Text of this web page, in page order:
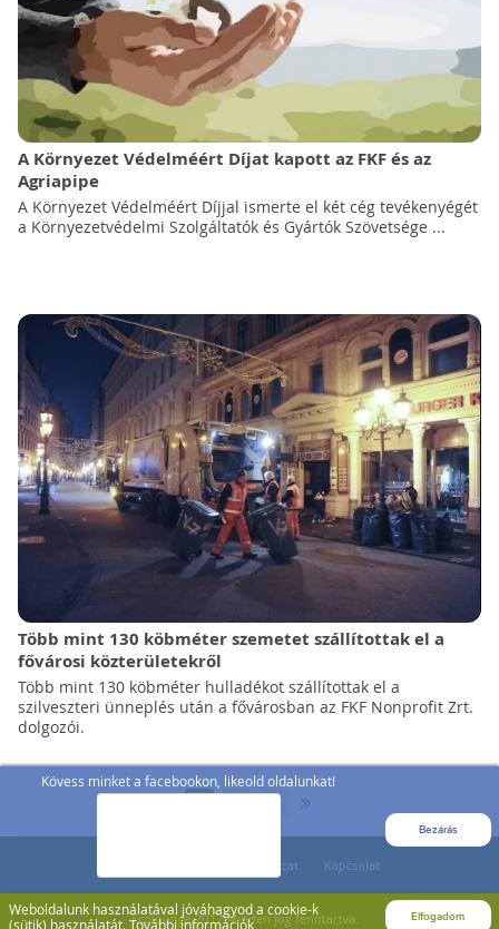
Kövess minket a facebookon, likeold oldalunkat!
Bezárás
Weboldalunk használatával jóváhagyod a cookie-k
(sütik) használatát.További információk Elfogadom
A Környezet Védelméért Díjat kapott az FKF és az
Agriapipe
A Környezet Védelméért Díjjal ismerte el két cég tevékenyégét
a Környezetvédelmi Szolgáltatók és Gyártók Szövetsége ...
Több mint 130 köbméter szemetet szállítottak el a
fővárosi közterületekről
Több mint 130 köbméter hulladékot szállítottak el a
szilveszteri ünneplés után a fővárosban az FKF Nonprofit Zrt.
dolgozói.
3 »